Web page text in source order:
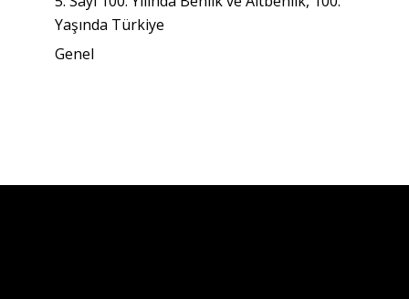
Yaşında Türkiye
Genel